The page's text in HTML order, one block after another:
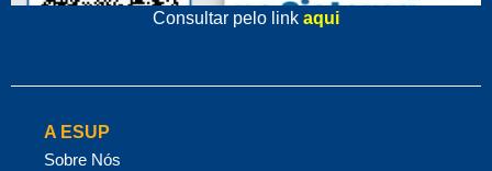
Consultar pelo link aqui
A ESUP
Sobre Nós